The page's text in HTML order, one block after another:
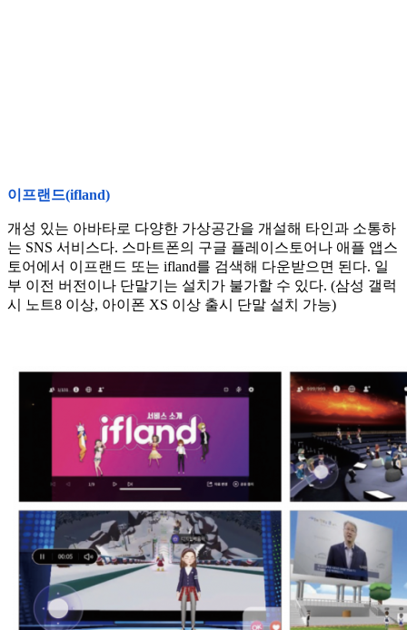
이프랜드(ifland)
개성 있는 아바타로 다양한 가상공간을 개설해 타인과 소통하
는 SNS 서비스다. 스마트폰의 구글 플레이스토어나 애플 앱스
토어에서 이프랜드 또는 ifland를 검색해 다운받으면 된다. 일
부 이전 버전이나 단말기는 설치가 불가할 수 있다. (삼성 갤럭
시 노트8 이상, 아이폰 XS 이상 출시 단말 설치 가능)